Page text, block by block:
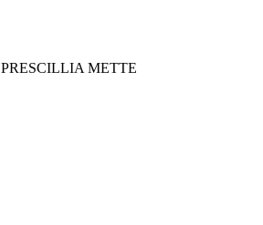
PRESCILLIA METTE